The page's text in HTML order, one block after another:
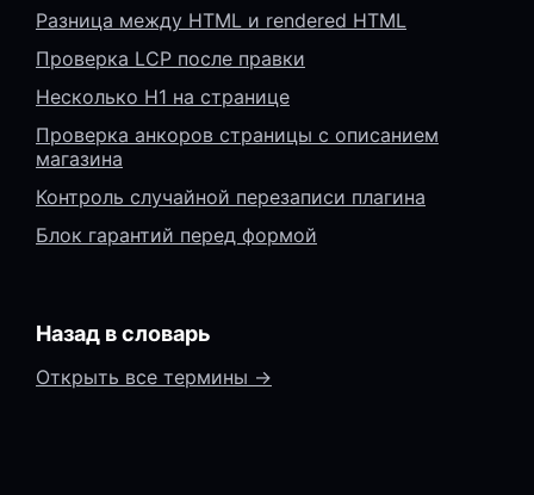
Разница между HTML и rendered HTML
Проверка LCP после правки
Несколько H1 на странице
Проверка анкоров страницы с описанием
магазина
Контроль случайной перезаписи плагина
Блок гарантий перед формой
Назад в словарь
Открыть все термины →